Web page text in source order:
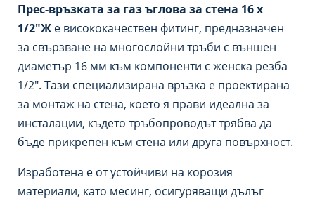
Прес-връзката за газ ъглова за стена 16 x
1/2″Ж е висококачествен фитинг, предназначен
за свързване на многослойни тръби с външен
диаметър 16 мм към компоненти с женска резба
1/2″. Тази специализирана връзка е проектирана
за монтаж на стена, което я прави идеална за
инсталации, където тръбопроводът трябва да
бъде прикрепен към стена или друга повърхност.
Изработена е от устойчиви на корозия
материали, като месинг, осигуряващи дълъг